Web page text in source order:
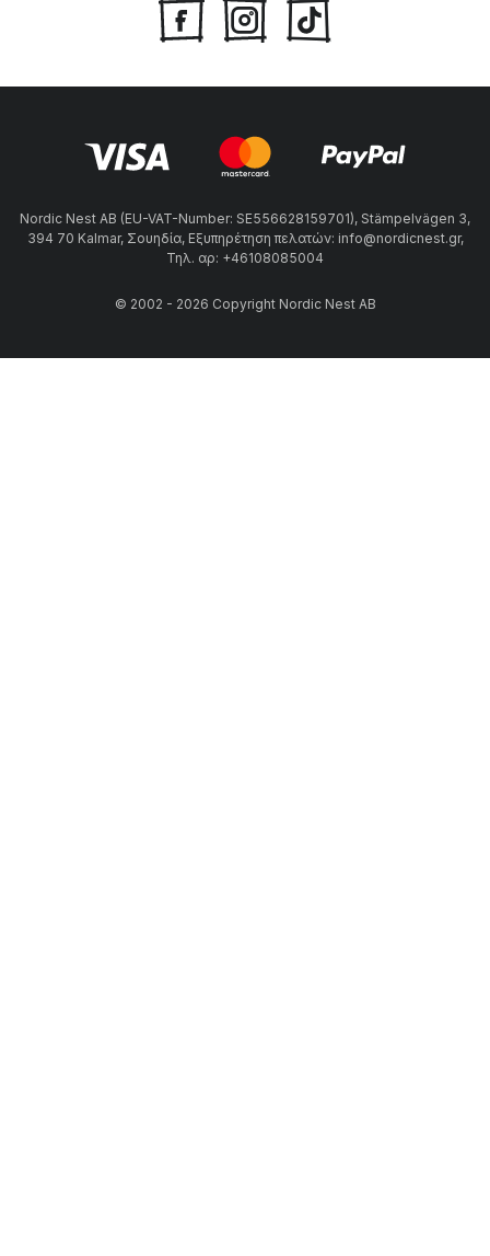
Nordic Nest AB (EU-VAT-Number: SE556628159701), Stämpelvägen 3,
394 70 Kalmar, Σουηδία, Εξυπηρέτηση πελατών: info@nordicnest.gr,
Τηλ. αρ: +46108085004
© 2002 - 2026 Copyright Nordic Nest AB